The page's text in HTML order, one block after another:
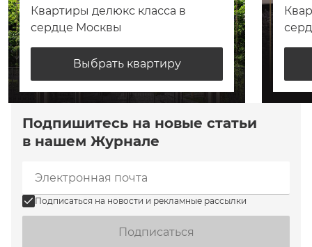
Квартиры делюкс класса в
сердце Москвы
Выбрать квартиру
Подпишитесь на новые статьи
в нашем Журнале
Подписаться на новости и рекламные рассылки
Подписаться